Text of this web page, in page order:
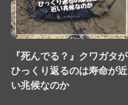
『死んでる？』クワガタが
ひっくり返るのは寿命が近
い兆候なのか